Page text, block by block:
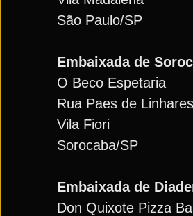
São Paulo/SP
Embaixada de
O Beco Espetaria
Rua Paes de
Vila Fiori
Sorocaba/SP
Embaixada de
Don Quixote Pizza